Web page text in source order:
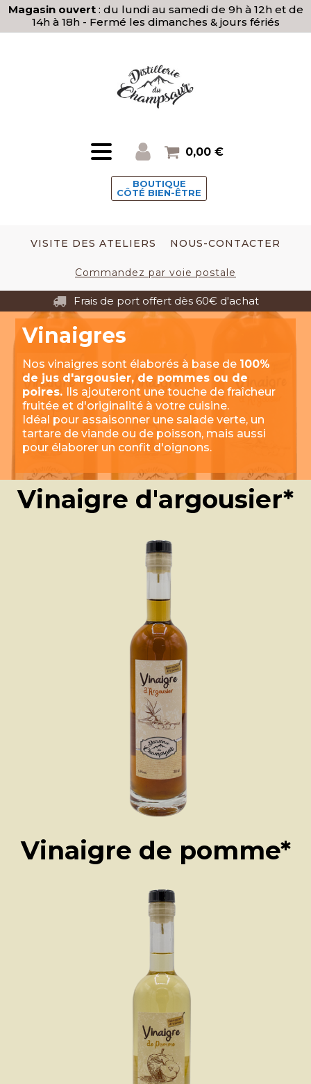
Magasin ouvert: du lundi au samedi de 9h à 12h et de
14h à 18h - Fermé les dimanches & jours fériés
0,00 €
BOUTIQUE
CÔTÉ BIEN-ÊTRE
VISITE DES ATELIERS NOUS-CONTACTER
Commandez par voie postale
Frais de port offert dès 60€ d'achat
Vinaigres
Nos vinaigres sont élaborés à base de 100%
de jus d'argousier, de pommes ou de
poires. Ils ajouteront une touche de fraîcheur
fruitée et d'originalité à votre cuisine.
Idéal pour assaisonner une salade verte, un
tartare de viande ou de poisson, mais aussi
pour élaborer un confit d'oignons.
Vinaigre d'argousier*
Vinaigre de pomme*